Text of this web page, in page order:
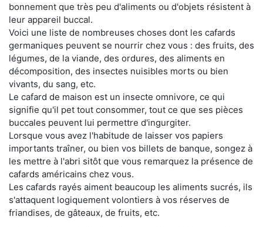
bonnement que très peu d'aliments ou d'objets résistent à
leur appareil buccal.
Voici une liste de nombreuses choses dont les cafards
germaniques peuvent se nourrir chez vous : des fruits, des
légumes, de la viande, des ordures, des aliments en
décomposition, des insectes nuisibles morts ou bien
vivants, du sang, etc.
Le cafard de maison est un insecte omnivore, ce qui
signifie qu'il pet tout consommer, tout ce que ses pièces
buccales peuvent lui permettre d'ingurgiter.
Lorsque vous avez l'habitude de laisser vos papiers
importants traîner, ou bien vos billets de banque, songez à
les mettre à l'abri sitôt que vous remarquez la présence de
cafards américains chez vous.
Les cafards rayés aiment beaucoup les aliments sucrés, ils
s'attaquent logiquement volontiers à vos réserves de
friandises, de gâteaux, de fruits, etc.